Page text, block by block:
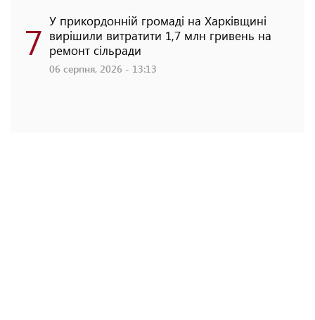
7 У прикордонній громаді на Харківщині
вирішили витратити 1,7 млн гривень на
ремонт сільради
06 серпня, 2026 - 13:13